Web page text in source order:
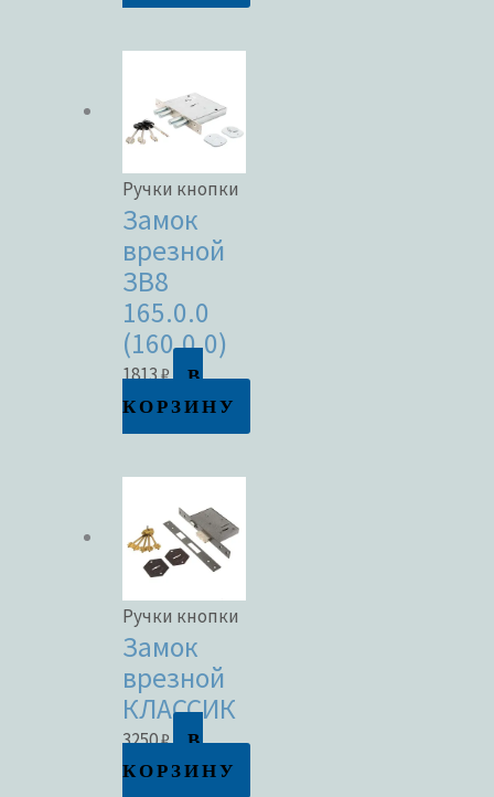
Ручки кнопки
Замок
врезной
ЗВ8
165.0.0
(160.0.0)
1813₽
В
КОРЗИНУ
Ручки кнопки
Замок
врезной
КЛАССИК
3250₽
В
КОРЗИНУ